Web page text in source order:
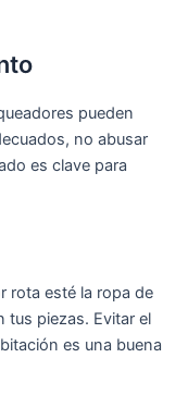
pueden
no abusar
es clave para
rota esté la ropa de
tus piezas. Evitar el
es una buena